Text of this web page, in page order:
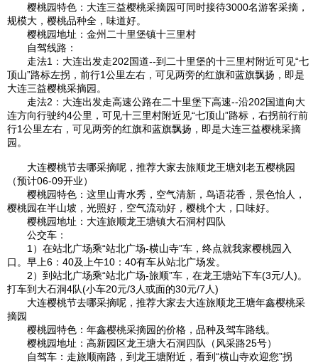
樱桃园特色： 大连三益樱桃采摘园可同时接待3000名游客采摘，
规模大，樱桃品种全，味道好。
樱桃园地址：金州二十里堡镇十三里村
自驾线路：
走法1： 大连出发走202国道--到二十里堡的十三里村附近可见“七
顶山”路标左拐，前行1公里左右，可见两旁的红旗和蓝旗飘扬，即是
大连三益樱桃采摘园。
走法2： 大连出发走高速公路在二十里堡下高速--沿202国道向大
连方向行驶约4公里，可见十三里村附近见“七顶山”路标，右拐前行前
行1公里左右，可见两旁的红旗和蓝旗飘扬，即是大连三益樱桃采摘
园。
大连樱桃节去哪采摘呢，推荐大家去旅顺龙王塘刘老五樱桃园
（预计06-09开业）
樱桃园特色：这里山青水秀，空气清新，鸟语花香，景色怡人，
樱桃园在半山坡，光照好，空气流动好，樱桃个大，口味好。
樱桃园地址： 大连旅顺龙王塘镇大石洞村四队
公交车：
1）在站北广场乘“站北广场-横山寺”车，终点就我家樱桃园 入
口。早上6：40及上午10：40有车从站北广场发。
2）到站北广场乘“站北广场-旅顺”车，在龙王塘站下车(3元/人)。
打车到大石洞4队(小车20元/3人或面的30元/7人)
大连樱桃节去哪采摘呢，推荐大家去大连旅顺龙王塘年鑫樱桃采
摘园
樱桃园特色：年鑫樱桃采摘园的价格，品种及驾车路线。
樱桃园地址：高新园 区龙王塘大石洞四队（风采路25号）
自驾车：走旅顺南路，到龙王塘附近，看到“横山寺欢迎您”拐